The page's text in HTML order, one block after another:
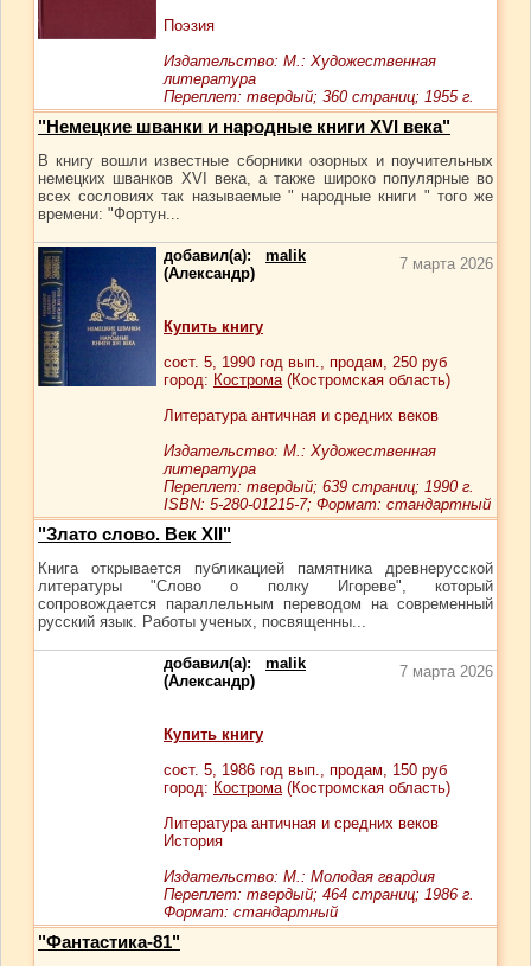
Поэзия
Издательство: М.: Художественная
литература
Переплет: твердый; 360 страниц; 1955 г.
"Немецкие шванки и народные книги XVI века"
В книгу вошли известные сборники озорных и поучительных
немецких шванков XVI века, а также широко популярные во
всех сословиях так называемые " народные книги " того же
времени: "Фортун...
добавил(а): malik
(Александр)
7 марта 2026
Купить книгу
сост. 5, 1990 год вып., продам, 250 руб
город: Кострома(Костромская область)
Литература античная и средних веков
Издательство: М.: Художественная
литература
Переплет: твердый; 639 страниц; 1990 г.
ISBN: 5-280-01215-7; Формат: стандартный
"Злато слово. Век XII"
Книга открывается публикацией памятника древнерусской
литературы "Слово о полку Игореве", который
сопровождается параллельным переводом на современный
русский язык. Работы ученых, посвященны...
добавил(а): malik
(Александр)
7 марта 2026
Купить книгу
сост. 5, 1986 год вып., продам, 150 руб
город: Кострома(Костромская область)
Литература античная и средних веков
История
Издательство: М.: Молодая гвардия
Переплет: твердый; 464 страниц; 1986 г.
Формат: стандартный
"Фантастика-81"